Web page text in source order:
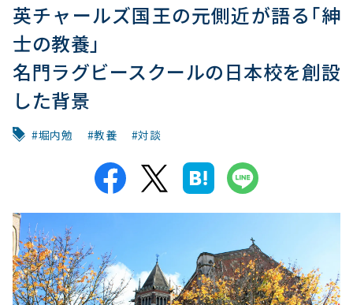
英チャールズ国王の元側近が語る｢紳
士の教養｣
名門ラグビースクールの日本校を創設
した背景
堀内勉 教養 対談